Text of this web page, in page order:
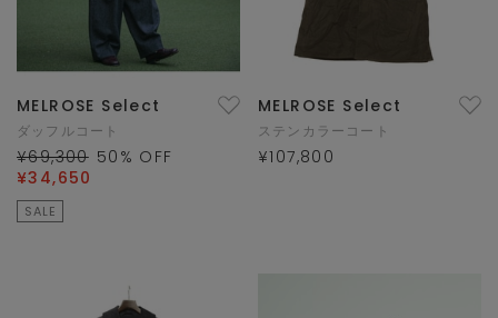
MELROSE Select
ダッフルコート
¥69,300 50 % OFF
¥34,650
SALE
MELROSE Select
ステンカラーコート
¥107,800